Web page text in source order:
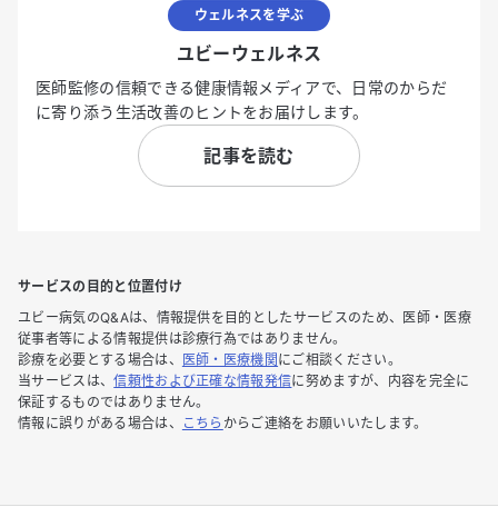
ウェルネスを学ぶ
ユビーウェルネス
医師監修の信頼できる健康情報メディアで、日常のからだ
に寄り添う生活改善のヒントをお届けします。
記事を読む
サービスの目的と位置付け
ユビー病気のQ&Aは、情報提供を目的としたサービスのため、医師・医療
従事者等による情報提供は診療行為ではありません。
診療を必要とする場合は、
医師・医療機関 にご相談ください。
当サービスは、信頼性および正確な情報発信に努めますが、内容を完全に
保証するものではありません。
情報に誤りがある場合は、
こちら からご連絡をお願いいたします。